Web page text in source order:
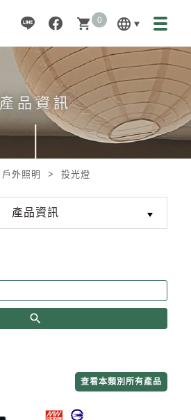
language
shopping_cart 0
產品資訊
戶外照明 > 投光燈
產品資訊
search
查看本類別所有產品